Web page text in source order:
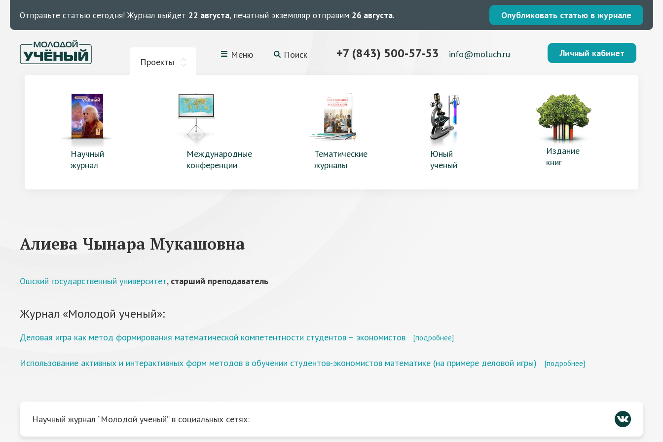
Отправьте статью сегодня! Журнал выйдет 22 августа, печатный экземпляр отправим 26 августа. Опубликовать статью в журнале
Проекты
Меню Поиск +7 (843) 500-57-53 info@moluch.ru Личный кабинет
Научный
журнал
Международные
конференции
Тематические
журналы
Юный
ученый
Издание
книг
Алиева Чынара Мукашовна
Ошский государственный университет, старший преподаватель
Журнал «Молодой ученый»:
Деловая игра как метод формирования математической компетентности студентов – экономистов [подробнее]
Использование активных и интерактивных форм методов в обучении студентов-экономистов математике (на примере деловой игры) [подробнее]
Научный журнал “Молодой ученый” в социальных сетях: